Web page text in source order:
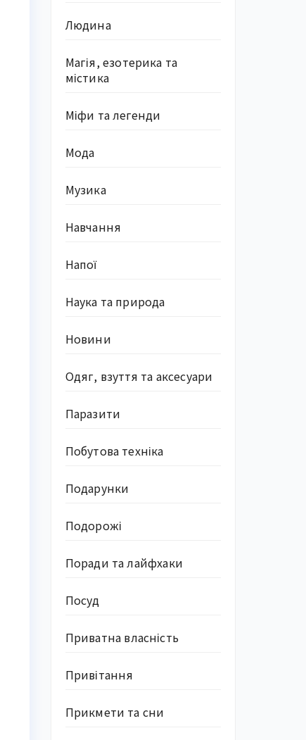
Людина
Магія, езотерика та
містика
Міфи та легенди
Мода
Музика
Навчання
Напої
Наука та природа
Новини
Одяг, взуття та аксесуари
Паразити
Побутова техніка
Подарунки
Подорожі
Поради та лайфхаки
Посуд
Приватна власність
Привітання
Прикмети та сни